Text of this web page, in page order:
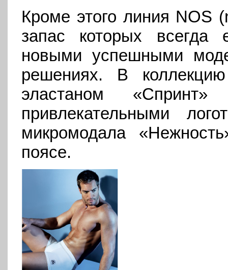
Кроме этого линия NOS
запас которых всегда
новыми успешными
решениях. В
эластаном
привлекательными
микромодала
поясе.